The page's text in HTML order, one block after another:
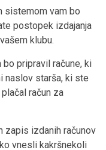
sistemom vam bo
postopek izdajanja
klubu.
pripravil račune, ki
naslov starša, ki ste
račun za
izdanih računov
vnesli kakršnekoli